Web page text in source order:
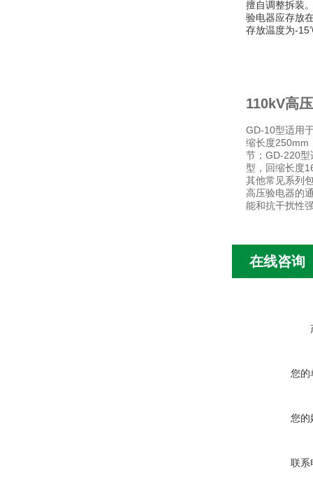
擅自调整拆装
验电器应存放
存放温度为-
110kV高
GD-10型适用
缩长度250mm
节；GD-220型
型，回缩长度
其他常见系列
高压验电器的
能和抗干扰性
在线咨询
您的
您的
联系